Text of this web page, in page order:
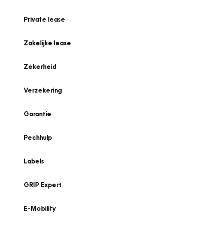
Private lease
Zakelijke lease
Zekerheid
Verzekering
Garantie
Pechhulp
Labels
GRIP Expert
E-Mobility